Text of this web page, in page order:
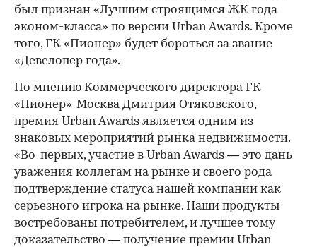
был признан «Лучшим строящимся ЖК года
эконом-класса» по версии Urban Awards. Кроме
того, ГК «Пионер» будет бороться за звание
«Девелопер года».
По мнению Коммерческого директора ГК
«Пионер»-Москва Дмитрия Отяковского,
премия Urban Awards является одним из
знаковых мероприятий рынка недвижимости.
«Во-первых, участие в Urban Awards — это дань
уважения коллегам на рынке и своего рода
подтверждение статуса нашей компании как
серьезного игрока на рынке. Наши продукты
востребованы потребителем, и лучшее тому
доказательство — получение премии Urban